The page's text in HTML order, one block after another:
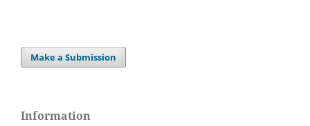
Make a Submission
Information